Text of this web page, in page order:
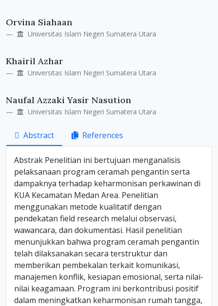
Orvina Siahaan
Universitas Islam Negeri Sumatera Utara
Khairil Azhar
Universitas Islam Negeri Sumatera Utara
Naufal Azzaki Yasir Nasution
Universitas Islam Negeri Sumatera Utara
Abstract References
Abstrak Penelitian ini bertujuan menganalisis
pelaksanaan program ceramah pengantin serta
dampaknya terhadap keharmonisan perkawinan di
KUA Kecamatan Medan Area. Penelitian
menggunakan metode kualitatif dengan
pendekatan field research melalui observasi,
wawancara, dan dokumentasi. Hasil penelitian
menunjukkan bahwa program ceramah pengantin
telah dilaksanakan secara terstruktur dan
memberikan pembekalan terkait komunikasi,
manajemen konflik, kesiapan emosional, serta nilai-
nilai keagamaan. Program ini berkontribusi positif
dalam meningkatkan keharmonisan rumah tangga,